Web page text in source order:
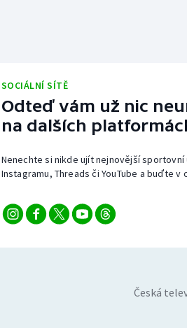
SOCIÁLNÍ SÍTĚ
Odteď vám už nic
na dalších
Nenechte si nikde ujít nejnovější
Instagramu, Threads či YouTube a buďte v
Česká